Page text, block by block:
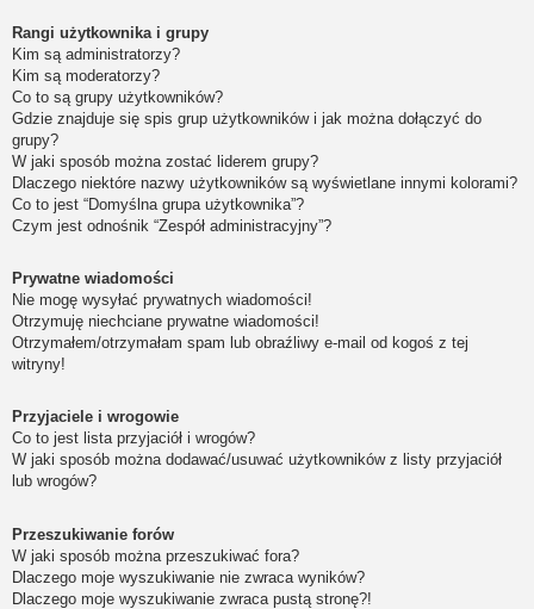
Rangi użytkownika i grupy
Kim są administratorzy?
Kim są moderatorzy?
Co to są grupy użytkowników?
Gdzie znajduje się spis grup użytkowników i jak można dołączyć do
grupy?
W jaki sposób można zostać liderem grupy?
Dlaczego niektóre nazwy użytkowników są wyświetlane innymi kolorami?
Co to jest “Domyślna grupa użytkownika”?
Czym jest odnośnik “Zespół administracyjny”?
Prywatne wiadomości
Nie mogę wysyłać prywatnych wiadomości!
Otrzymuję niechciane prywatne wiadomości!
Otrzymałem/otrzymałam spam lub obraźliwy e-mail od kogoś z tej
witryny!
Przyjaciele i wrogowie
Co to jest lista przyjaciół i wrogów?
W jaki sposób można dodawać/usuwać użytkowników z listy przyjaciół
lub wrogów?
Przeszukiwanie forów
W jaki sposób można przeszukiwać fora?
Dlaczego moje wyszukiwanie nie zwraca wyników?
Dlaczego moje wyszukiwanie zwraca pustą stronę?!